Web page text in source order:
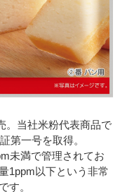
。当社米粉代表商品で
第一号を取得。
未満で管理されてお
1ppm以下という非常
す。